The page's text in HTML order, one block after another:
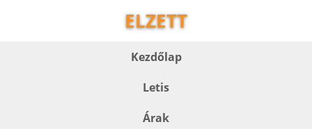
ELZETT
Kezdőlap
Letis
Árak